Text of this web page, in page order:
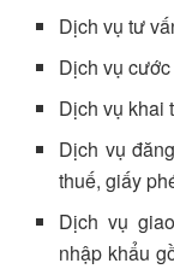
Dịch vụ tư
Dịch vụ
Dịch vụ khai
Dịch vụ
thuế, giấy
Dịch vụ
nhập khẩu